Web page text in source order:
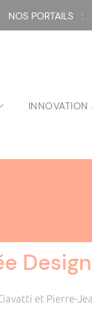
NOS PORTAILS :
INNOVATION
et Pierre-